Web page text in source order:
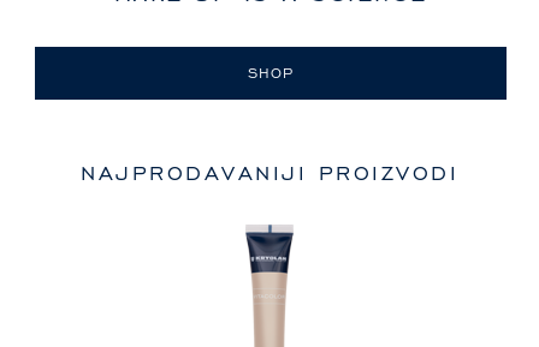
SHOP
NAJPRODAVANIJI PROIZVODI